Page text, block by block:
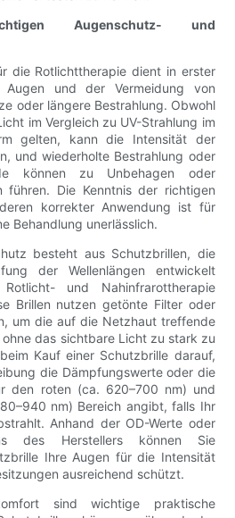
Augenschutz- und
die Rotlichttherapie dient in erster
und der Vermeidung von
oder längere Bestrahlung. Obwohl
im Vergleich zu UV-Strahlung im
gelten, kann die Intensität der
und wiederholte Bestrahlung oder
können zu Unbehagen oder
führen. Die Kenntnis der richtigen
korrekter Anwendung ist für
Behandlung unerlässlich.
besteht aus Schutzbrillen, die
der Wellenlängen entwickelt
und Nahinfrarottherapie
Brillen nutzen getönte Filter oder
um die auf die Netzhaut treffende
das sichtbare Licht zu stark zu
Kauf einer Schutzbrille darauf,
die Dämpfungswerte oder die
den roten (ca. 620–700 nm) und
nm) Bereich angibt, falls Ihr
Anhand der OD-Werte oder
des Herstellers können Sie
Ihre Augen für die Intensität
ausreichend schützt.
sind wichtige praktische